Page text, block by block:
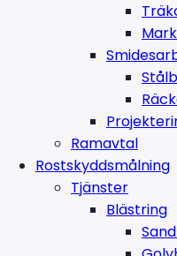
Ramavtal
Rostskyddsmålning
Tjänster
Blästring